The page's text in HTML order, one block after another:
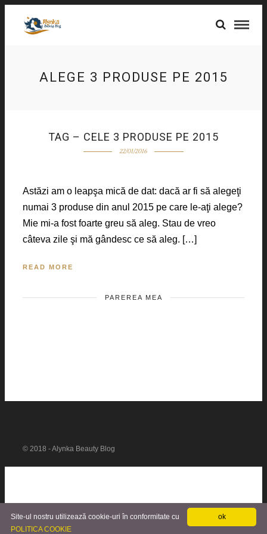
ALEGE 3 PRODUSE PE 2015
TAG – CELE 3 PRODUSE PE 2015
22/01/2016
Astăzi am o leapşa mică de dat: dacă ar fi să alegeţi
numai 3 produse din anul 2015 pe care le-aţi alege?
Mie mi-a fost foarte greu să aleg. Stau de vreo
câteva zile şi mă gândesc ce să aleg. […]
READ MORE
PAREREA MEA
© 2018 - Alynka Beauty Blog
ok
Site-ul nostru utilizează cookie-uri în conformitate cu
POLITICA COOKIE